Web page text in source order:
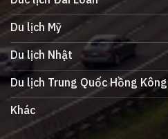
Du lịch Mỹ
Du lịch Nhật
Du lịch Trung Quốc Hồng Kông
Khác